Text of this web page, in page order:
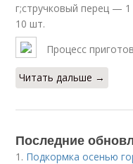
г;стручковый перец —
10 шт.
Процесс
Читать дальше →
Последние
1. Подкормка осенью